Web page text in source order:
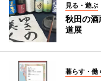
見る・遊ぶ
秋田の
道展
暮らす・働